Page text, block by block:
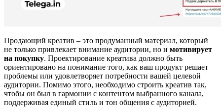
Продающий креатив – это продуманный материал, который
не только привлекает внимание аудитории, но и мотивирует
на покупку. Проектирование креатива должно быть
ориентировано на понимание того, как ваш продукт решает
проблемы или удовлетворяет потребности вашей целевой
аудитории. Помимо этого, необходимо строить креатив так,
чтобы он был в гармонии с контентом выбранного канала,
поддерживая единый стиль и тон общения с аудиторией.